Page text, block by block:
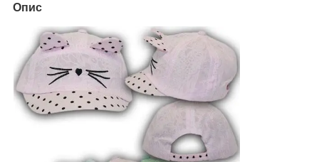
Опис